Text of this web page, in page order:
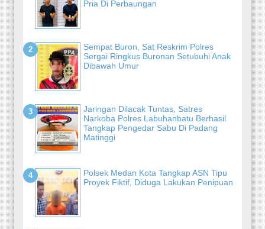
Pria Di Perbaungan
Sempat Buron, Sat Reskrim Polres
Sergai Ringkus Buronan Setubuhi Anak
Dibawah Umur
Jaringan Dilacak Tuntas, Satres
Narkoba Polres Labuhanbatu Berhasil
Tangkap Pengedar Sabu Di Padang
Matinggi
Polsek Medan Kota Tangkap ASN Tipu
Proyek Fiktif, Diduga Lakukan Penipuan